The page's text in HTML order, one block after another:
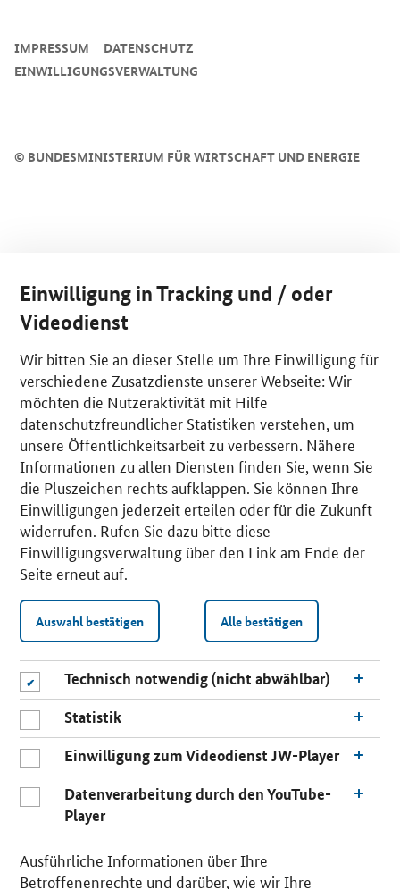
n
© BUNDESMINISTERIUM FÜR WIRTSCHAFT UND ENERGIE
IMPRESSUM
DATENSCHUTZ
EINWILLIGUNGSVERWALTUNG
Einwilligung in Tracking und / oder
Videodienst
Wir bitten Sie an dieser Stelle um Ihre Einwilligung für
verschiedene Zusatzdienste unserer Webseite: Wir
möchten die Nutzeraktivität mit Hilfe
datenschutzfreundlicher Statistiken verstehen, um
unsere Öffentlichkeitsarbeit zu verbessern. Nähere
Informationen zu allen Diensten finden Sie, wenn Sie
die Pluszeichen rechts aufklappen. Sie können Ihre
Einwilligungen jederzeit erteilen oder für die Zukunft
widerrufen. Rufen Sie dazu bitte diese
Einwilligungsverwaltung über den Link am Ende der
Seite erneut auf.
Auswahl bestätigen Alle bestätigen
Technisch notwendig (nicht abwählbar)
Statistik
Einwilligung zum Videodienst JW-Player
Datenverarbeitung durch den YouTube-
Player
Ausführliche Informationen über Ihre
Betroffenenrechte und darüber, wie wir Ihre